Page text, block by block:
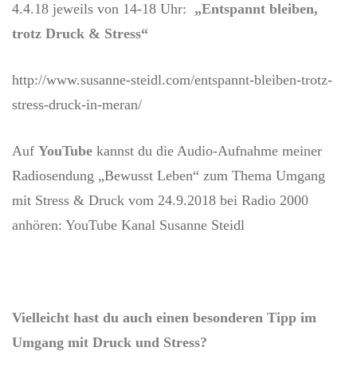
4.4.18 jeweils von 14-18 Uhr: „Entspannt bleiben,
trotz Druck & Stress“
http://www.susanne-steidl.com/entspannt-bleiben-trotz-
stress-druck-in-meran/
Auf YouTube kannst du die Audio-Aufnahme meiner
Radiosendung „Bewusst Leben“ zum Thema Umgang
mit Stress & Druck vom 24.9.2018 bei Radio 2000
anhören: YouTube Kanal Susanne Steidl
Vielleicht hast du auch einen besonderen Tipp im
Umgang mit Druck und Stress?